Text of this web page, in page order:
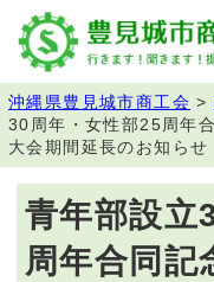
沖縄県豊見城市商工会 >
30周年・女性部25周年
大会期間延長のお知らせ
青年部設立
周年合同記